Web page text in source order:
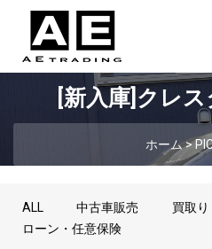
[新入庫]クレ
ホーム>
ALL 中古車販売 買取り
ローン・任意保険